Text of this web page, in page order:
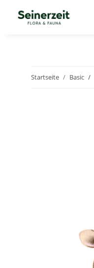
Startseite Basic